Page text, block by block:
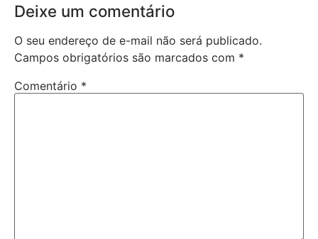
Deixe um comentário
O seu endereço de e-mail não será publicado.
Campos obrigatórios são marcados com *
Comentário *